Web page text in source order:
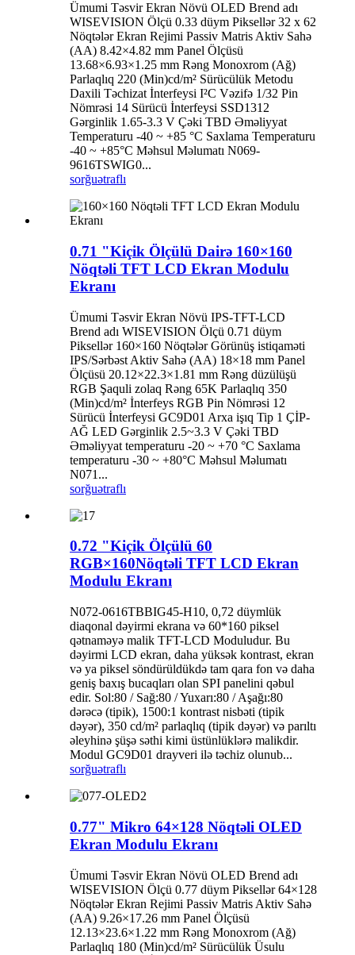
Ümumi Təsvir Ekran Növü OLED Brend adı
WISEVISION Ölçü 0.33 düym Piksellər 32 x 62
Nöqtələr Ekran Rejimi Passiv Matris Aktiv Sahə
(AA) 8.42×4.82 mm Panel Ölçüsü
13.68×6.93×1.25 mm Rəng Monoxrom (Ağ)
Parlaqlıq 220 (Min)cd/m² Sürücülük Metodu
Daxili Təchizat İnterfeysi I²C Vəzifə 1/32 Pin
Nömrəsi 14 Sürücü İnterfeysi SSD1312
Gərginlik 1.65-3.3 V Çəki TBD Əməliyyat
Temperaturu -40 ~ +85 °C Saxlama Temperaturu
-40 ~ +85°C Məhsul Məlumatı N069-
9616TSWIG0...
sorğuətraflı
0.71 "Kiçik Ölçülü Dairə 160×160
Nöqtəli TFT LCD Ekran Modulu
Ekranı
Ümumi Təsvir Ekran Növü IPS-TFT-LCD
Brend adı WISEVISION Ölçü 0.71 düym
Piksellər 160×160 Nöqtələr Görünüş istiqaməti
IPS/Sərbəst Aktiv Sahə (AA) 18×18 mm Panel
Ölçüsü 20.12×22.3×1.81 mm Rəng düzülüşü
RGB Şaquli zolaq Rəng 65K Parlaqlıq 350
(Min)cd/m² İnterfeys RGB Pin Nömrəsi 12
Sürücü İnterfeysi GC9D01 Arxa işıq Tip 1 ÇİP-
AĞ LED Gərginlik 2.5~3.3 V Çəki TBD
Əməliyyat temperaturu -20 ~ +70 °C Saxlama
temperaturu -30 ~ +80°C Məhsul Məlumatı
N071...
sorğuətraflı
0.72 "Kiçik Ölçülü 60
RGB×160Nöqtəli TFT LCD Ekran
Modulu Ekranı
N072-0616TBBIG45-H10, 0,72 düymlük
diaqonal dəyirmi ekrana və 60*160 piksel
qətnaməyə malik TFT-LCD Moduludur. Bu
dəyirmi LCD ekran, daha yüksək kontrast, ekran
və ya piksel söndürüldükdə tam qara fon və daha
geniş baxış bucaqları olan SPI panelini qəbul
edir. Sol:80 / Sağ:80 / Yuxarı:80 / Aşağı:80
dərəcə (tipik), 1500:1 kontrast nisbəti (tipik
dəyər), 350 cd/m² parlaqlıq (tipik dəyər) və parıltı
əleyhinə şüşə səthi kimi üstünlüklərə malikdir.
Modul GC9D01 drayveri ilə təchiz olunub...
sorğuətraflı
0.77" Mikro 64×128 Nöqtəli OLED
Ekran Modulu Ekranı
Ümumi Təsvir Ekran Növü OLED Brend adı
WISEVISION Ölçü 0.77 düym Piksellər 64×128
Nöqtələr Ekran Rejimi Passiv Matris Aktiv Sahə
(AA) 9.26×17.26 mm Panel Ölçüsü
12.13×23.6×1.22 mm Rəng Monoxrom (Ağ)
Parlaqlıq 180 (Min)cd/m² Sürücülük Üsulu